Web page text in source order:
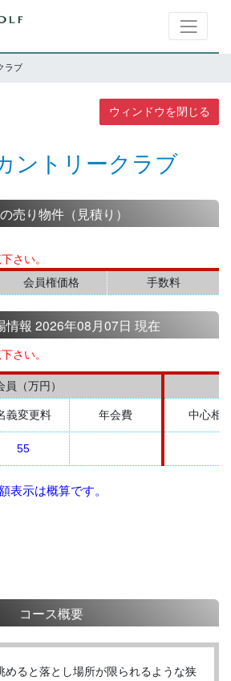
ラブ
ウィンドウを閉じる
ントリークラブ
売り物件（見積り）
さい。
会員権価格 手数料
情報 2026年08月07日 現在
さい。
員（万円）
義変更料 年会費 中心相
55
表示は概算です。
コース概要
めると落とし場所が限られるような狭